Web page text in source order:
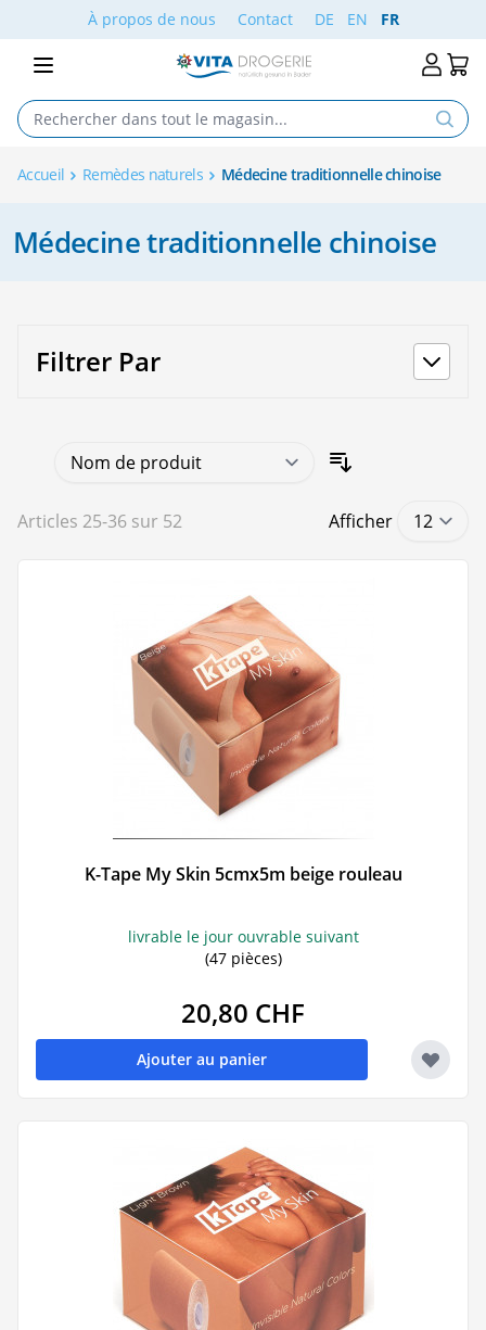
Aller au contenuÀ propos de nous Contact DE EN FR
Accueil Remèdes naturels Médecine traditionnelle chinoise
Médecine traditionnelle chinoise
Filtrer Par
Articles 25-36 sur 52 Afficher
K-Tape My Skin 5cmx5m beige rouleau
livrable le jour ouvrable suivant
(47 pièces)
20,80 CHF
Ajouter au panier